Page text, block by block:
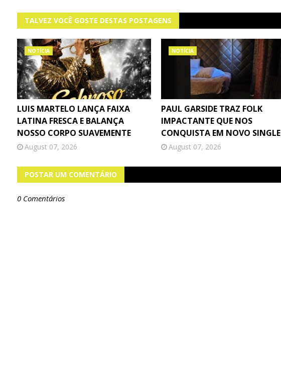
TALVEZ VOCÊ GOSTE DESTAS POSTAGENS
NOTÍCIA
LUIS MARTELO LANÇA FAIXA
LATINA FRESCA E BALANÇA
NOSSO CORPO SUAVEMENTE
August 07, 2026
NOTÍCIA
PAUL GARSIDE TRAZ FOLK
IMPACTANTE QUE NOS
CONQUISTA EM NOVO SINGLE
August 07, 2026
POSTAR UM COMENTÁRIO
0 Comentários